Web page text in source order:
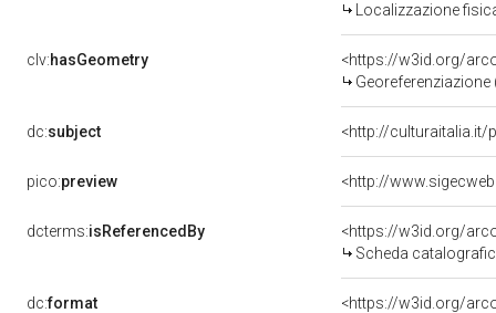
Localizzazione
clv:hasGeometry
<https://w3id.org/
dc:subject <http://culturaitalia.it/
pico:preview
dcterms:isReferencedBy
<https://w3id.org/
Scheda
dc:format
<https://w3id.org/